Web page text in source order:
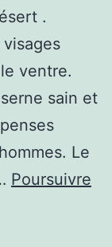
.
visages
ventre.
sain et
Le
Poursuivre